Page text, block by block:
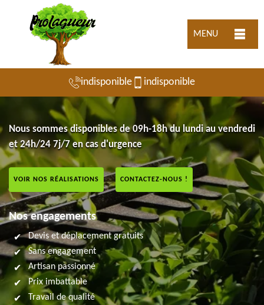
MENU
indisponible indisponible
Nous sommes disponibles de 09h-18h du lundi au vendredi
et 24h/24 7j/7 en cas d'urgence
VOIR NOS RÉALISATIONS CONTACTEZ-NOUS !
Nos engagements
Devis et déplacement gratuits
Sans engagement
Artisan passionné
Prix imbattable
Travail de qualité